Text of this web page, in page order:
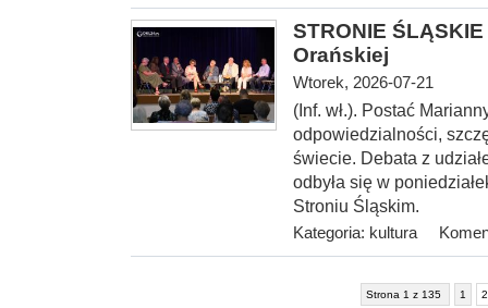
STRONIE
Orańskiej
Wtorek, 2026-07-21
(Inf. wł.). Postać
odpowiedzialności,
świecie. Debata z
odbyła się w
Stroniu Śląskim.
Kategoria: kultura
Strona 1 z 135 1 2